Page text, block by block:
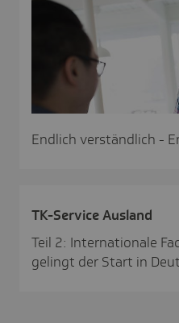
Endlich verständlich -
TK-Service Ausland
Teil 2: Internationale
gelingt der Start in